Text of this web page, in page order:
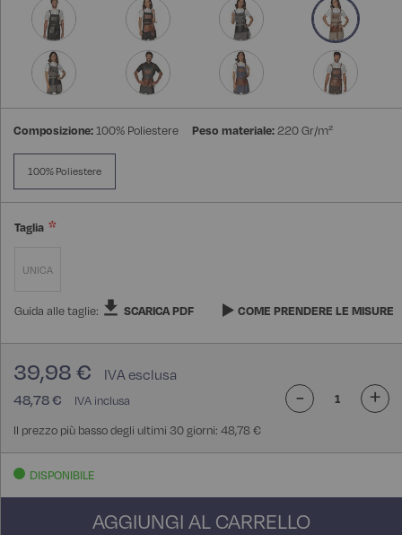
Composizione:100% Poliestere Peso materiale:220 Gr/m²
100% Poliestere
Taglia
UNICA
Guida alle taglie: SCARICA PDF COME PRENDERE LE MISURE
48,78 €
39,98 €
Il prezzo più basso degli ultimi 30 giorni: 48,78 €
- +
DISPONIBILE
AGGIUNGI AL CARRELLO